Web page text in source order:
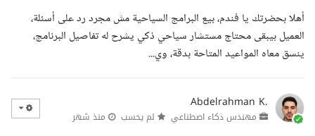
أهلا بحضرتك يا فندم، بيع البرامج السياحية مش مجرد رد على أسئلة،
العميل بيبقى محتاج مستشار سياحي ذكي يشرح له تفاصيل البرنامج،
ينسق معاه المواعيد المتاحة بدقة، وي...
Abdelrahman K.
مهندس ذكاء اصطناعي لم يحسب منذ شهر